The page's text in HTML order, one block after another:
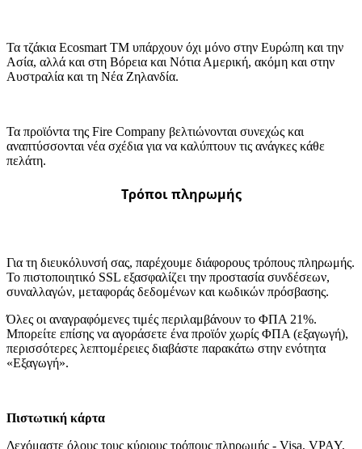
Τα τζάκια Ecosmart TM υπάρχουν όχι μόνο στην Ευρώπη και την
Ασία, αλλά και στη Βόρεια και Νότια Αμερική, ακόμη και στην
Αυστραλία και τη Νέα Ζηλανδία.
Τα προϊόντα της Fire Company βελτιώνονται συνεχώς και
αναπτύσσονται νέα σχέδια για να καλύπτουν τις ανάγκες κάθε
πελάτη.
Τρόποι πληρωμής
Για τη διευκόλυνσή σας, παρέχουμε διάφορους τρόπους πληρωμής.
Το πιστοποιητικό SSL εξασφαλίζει την προστασία συνδέσεων,
συναλλαγών, μεταφοράς δεδομένων και κωδικών πρόσβασης.
Όλες οι αναγραφόμενες τιμές περιλαμβάνουν το ΦΠΑ 21%.
Μπορείτε επίσης να αγοράσετε ένα προϊόν χωρίς ΦΠΑ (εξαγωγή),
περισσότερες λεπτομέρειες διαβάστε παρακάτω στην ενότητα
«Εξαγωγή».
Πιστωτική κάρτα
Δεχόμαστε όλους τους κύριους τρόπους πληρωμής - Visa, VPAY,